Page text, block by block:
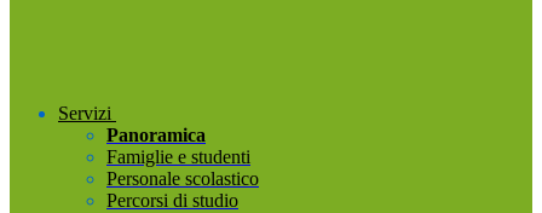
Servizi
Panoramica
Famiglie e studenti
Personale scolastico
Percorsi di studio